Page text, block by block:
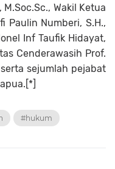
Wakil Ketua
Paulin Numberi, S.H.,
Inf Taufik Hidayat,
Cenderawasih Prof.
serta sejumlah pejabat
#hukum